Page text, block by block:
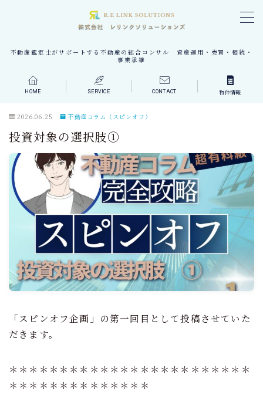
不動産鑑定士がサポートする不動産の総合コンサル 資産運用・売買・相続・
事業承継
会社案内
会社概要
会社理念
活動実績
代表者挨拶
会社所在地
事業案内
事業案内 TOP
不動産仲介
資産コンサルティング
相続・事業承継
専門家（士業）の方へ
HOME SERVICE CONTACT 物件情報
2026.06.25 不動産コラム（スピンオフ）
投資対象の選択肢①
「スピンオフ企画」の第一回目として投稿させていた
だきます。
＊＊＊＊＊＊＊＊＊＊＊＊＊＊＊＊＊＊＊＊＊＊＊＊
＊＊＊＊＊＊＊＊＊＊＊＊＊＊